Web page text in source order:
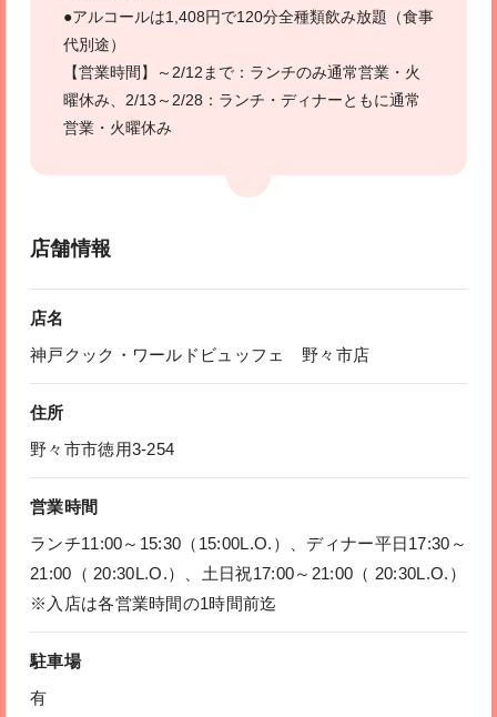
●アルコールは1,408円で120分全種類飲み放題（食事
代別途）
【営業時間】～2/12まで：ランチのみ通常営業・火
曜休み、2/13～2/28：ランチ・ディナーともに通常
営業・火曜休み
店舗情報
店名
神戸クック・ワールドビュッフェ 野々市店
住所
野々市市徳用3-254
営業時間
ランチ11:00～15:30（15:00L.O.）、ディナー平日17:30～
21:00（ 20:30L.O.）、土日祝17:00～21:00（ 20:30L.O.）
※入店は各営業時間の1時間前迄
駐車場
有